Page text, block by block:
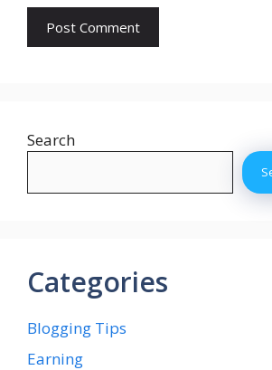
Search
Categories
Blogging Tips
Earning